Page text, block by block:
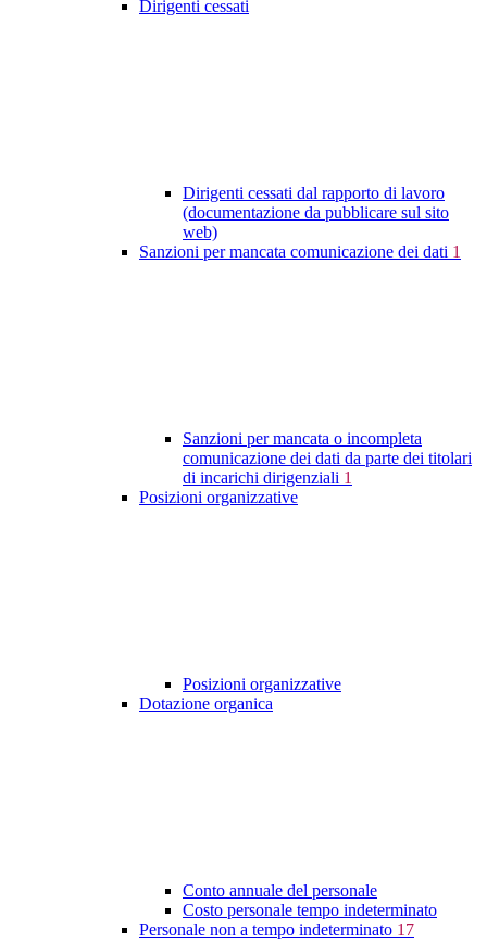
Dirigenti cessati
Dirigenti cessati dal rapporto di lavoro
(documentazione da pubblicare sul sito
web)
Sanzioni per mancata comunicazione dei dati 1
Sanzioni per mancata o incompleta
comunicazione dei dati da parte dei titolari
di incarichi dirigenziali 1
Posizioni organizzative
Posizioni organizzative
Dotazione organica
Conto annuale del personale
Costo personale tempo indeterminato
Personale non a tempo indeterminato 17